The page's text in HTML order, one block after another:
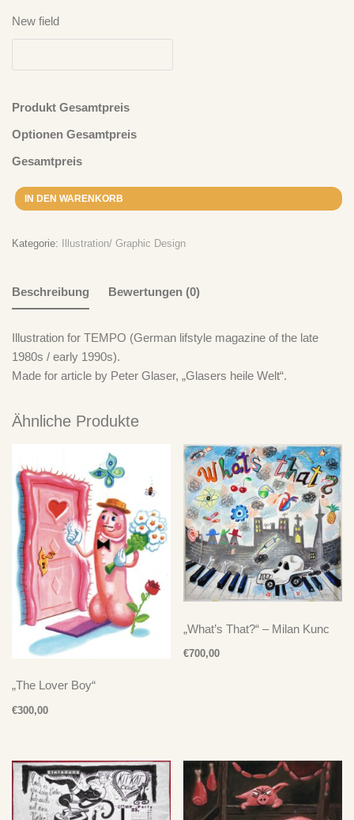
New field
Produkt Gesamtpreis
Optionen Gesamtpreis
Gesamtpreis
IN DEN WARENKORB
Kategorie: Illustration/ Graphic Design
Beschreibung Bewertungen (0)
Illustration for TEMPO (German lifstyle magazine of the late
1980s / early 1990s).
Made for article by Peter Glaser, „Glasers heile Welt“.
Ähnliche Produkte
„The Lover Boy“
€300,00
„What’s That?“ – Milan Kunc
€700,00
Neuste Kommentare
Ich Bin Doofzu„Take It Easy“ – Der Plan spielt Der Plan – LP
Ich Bin Doofzu„Take It Easy“ – Der Plan spielt Der Plan – CD